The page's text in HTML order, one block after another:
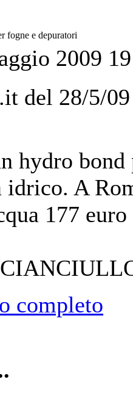
fogne e depuratori
2009
del 28/5/
hydro
idrico. A
177
completo